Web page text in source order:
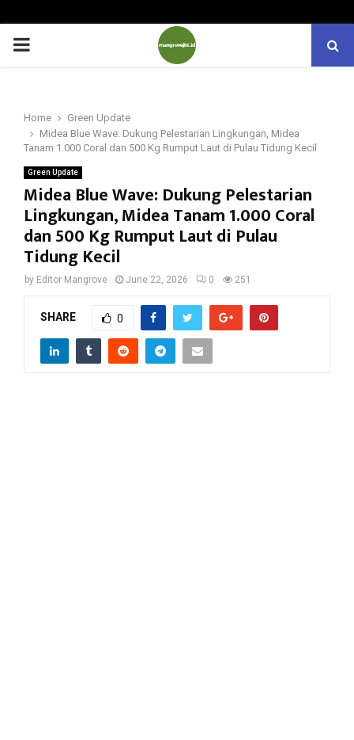
PRIMARY
Home
Green Update
Midea Blue Wave: Dukung Pelestarian Lingkungan, Midea
Tanam 1.000 Coral dan 500 Kg Rumput Laut di Pulau Tidung Kecil
Green Update
Midea Blue Wave: Dukung Pelestarian
Lingkungan, Midea Tanam 1.000 Coral
dan 500 Kg Rumput Laut di Pulau
Tidung Kecil
by Editor Mangrove June 22, 2026 0 251
SHARE 0